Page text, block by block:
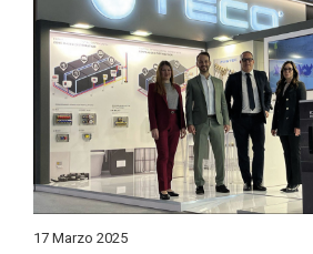
17 Marzo 2025